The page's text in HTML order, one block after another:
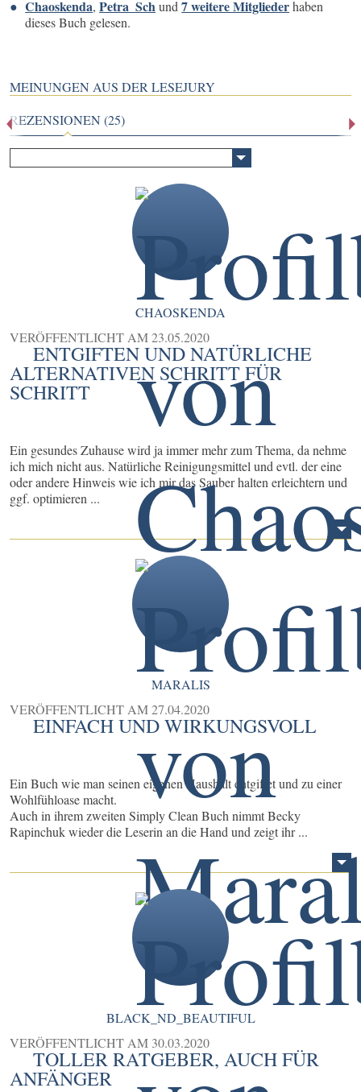
Chaoskenda,Petra_Schund7 weitere Mitgliederhaben
dieses Buch gelesen.
MEINUNGEN AUS DER LESEJURY
REZENSIONEN (25)
CHAOSKENDA
VERÖFFENTLICHT AM23.05.2020
ENTGIFTEN UND NATÜRLICHE
ALTERNATIVEN SCHRITT FÜR
SCHRITT
Ein gesundes Zuhause wird ja immer mehr zum Thema, da nehme
ich mich nicht aus. Natürliche Reinigungsmittel und evtl. der eine
oder andere Hinweis wie ich mir das Sauber halten erleichtern und
ggf. optimieren ...
MARALIS
VERÖFFENTLICHT AM27.04.2020
EINFACH UND WIRKUNGSVOLL
Ein Buch wie man seinen eigenen Haushalt entgiftet und zu einer
Wohlfühloase macht.
Auch in ihrem zweiten Simply Clean Buch nimmt Becky
Rapinchuk wieder die Leserin an die Hand und zeigt ihr ...
BLACK_ND_BEAUTIFUL
VERÖFFENTLICHT AM 30.03.2020
TOLLER RATGEBER, AUCH FÜR
ANFÄNGER